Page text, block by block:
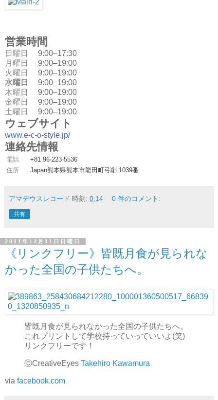
営業時間
日曜日
9:00–17:30
月曜日
9:00–19:00
火曜日
9:00–19:00
水曜日
9:00–19:00
木曜日
9:00–19:00
金曜日
9:00–19:00
土曜日
9:00–19:00
ウェブサイト
www.e-c-o-style.jp/
連絡先情報
電話
+81 96-223-5536
住所
Japan熊本県熊本市龍田町弓削 1039番
アマデウスレコード 時刻: 0:14 0 件のコメント:
共有
2011年12月11日日曜日
《リンクフリー》皆既月食が見られな
かった全国の子供たちへ。
皆既月食が見られなかった全国の子供たちへ。
これプリントして学校持っていっていいよ(笑)
リンクフリーです！
ⒸCreativeEyes Takehiro Kawamura
via facebook.com